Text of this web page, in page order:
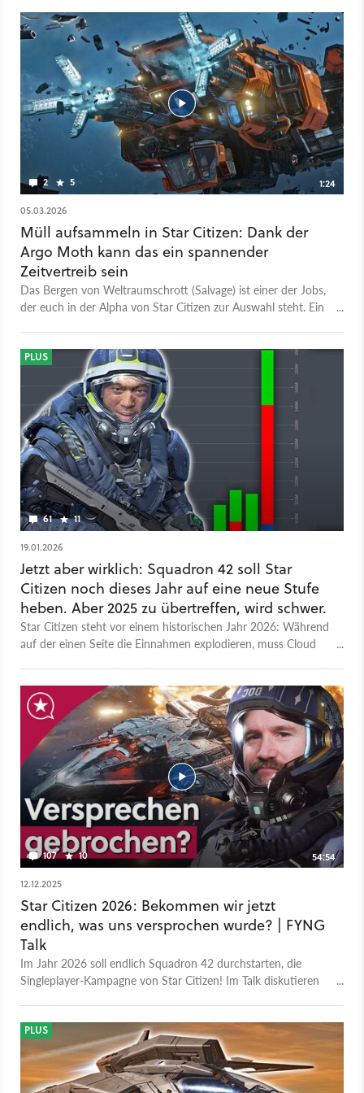
2 5
1:24
05.03.2026
Müll aufsammeln in Star Citizen: Dank der
Argo Moth kann das ein spannender
Zeitvertreib sein
Das Bergen von Weltraumschrott (Salvage) ist einer der Jobs,
der euch in der Alpha von Star Citizen zur Auswahl steht. Ein
Die Argo Moth ist ein mittelgroßes Bergungsschiff für maximal
vier Crew-Mitglieder, das bei Frachtraum und Antrieb über
dem Durchschnitt liegt. Ihr könnt es mit Ingame-Credits
mieten oder kaufen; wer das Spiel per Crodwfunding
unterstützen will, kann die Moth für rund 300 Euro in seinen
Hangar aufnehmen.
61 11
PLUS
19.01.2026
Jetzt aber wirklich: Squadron 42 soll Star
Citizen noch dieses Jahr auf eine neue Stufe
heben. Aber 2025 zu übertreffen, wird schwer.
Star Citizen steht vor einem historischen Jahr 2026: Während
auf der einen Seite die Einnahmen explodieren, muss Cloud
107 10
54:54
12.12.2025
Star Citizen 2026: Bekommen wir jetzt
endlich, was uns versprochen wurde? | FYNG
Talk
Im Jahr 2026 soll endlich Squadron 42 durchstarten, die
Singleplayer-Kampagne von Star Citizen! Im Talk diskutieren
anderen Weltraumspielen wie No Man's Sky. Das ist eine
Aufzeichnung aus unserem Livestreaming-Programm FYNG
2026: https://www.gamestar.de/fyng Dieses Video gibt es
auch zum Hören im GameStar Podcast:
PLUS